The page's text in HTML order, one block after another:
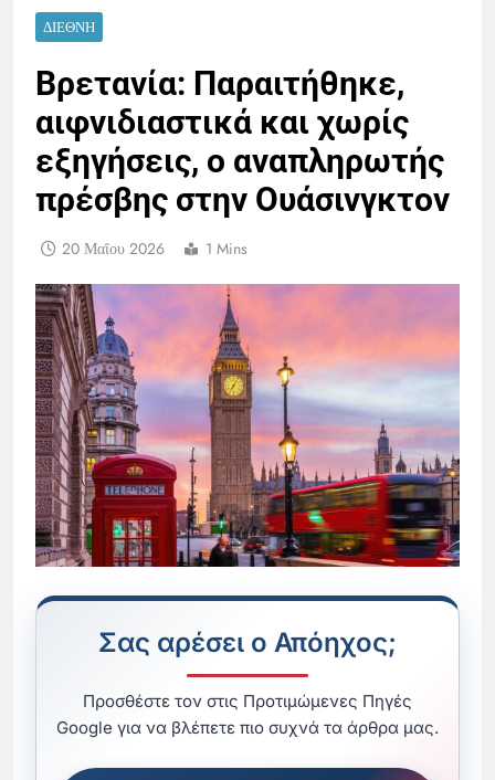
ΔΙΕΘΝΉ
Βρετανία: Παραιτήθηκε,
αιφνιδιαστικά και χωρίς
εξηγήσεις, ο αναπληρωτής
πρέσβης στην Ουάσινγκτον
20 Μαΐου 2026 1 Mins
Σας αρέσει ο Απόηχος;
Προσθέστε τον στις Προτιμώμενες Πηγές
Google για να βλέπετε πιο συχνά τα άρθρα μας.